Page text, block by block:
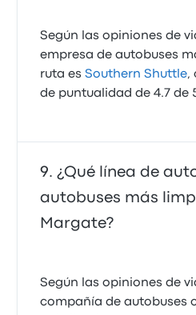
Según las opiniones de
empresa de autobuses
ruta esSouthern Shuttle,
de puntualidad de 4.7 de
¿Qué línea de
autobuses más
Margate?
Según las opiniones de
compañía de autobuses